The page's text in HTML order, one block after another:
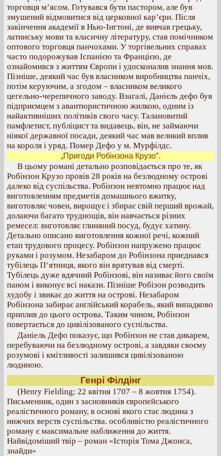
торговця м’ясом. Готувався бути пастором, але був
змушений відмовитися від церковної кар’єри. Після
закінчення академії в Нью-Інгтоні, де вивчав грецьку,
латинську мови та класичну літературу, став помічником
оптового торговця панчохами. У торгівельних справах
часто подорожував Іспанією та Францією, де
ознайомився з життям Європи і удосконалив знання мов.
Пізніше, деякий час був власником виробництва панчіх,
потім керуючим, а згодом – власником великого
цегельно-черепичного заводу. Взагалі, Данієль дефо був
підприємцем з авантюристичною жилкою, одним із
найактивніших політиків свого часу. Талановитий
памфлетист, публіцист та видавець, він, не займаючи
ніякої державної посади, деякий час мав великий вплив
на короля і уряд. Помер Дефо у м. Мурфілдс.
„Пригоди Робінзона Крузо”.
В цьому романі детально розповідається про те, як
Робінзон Крузо провів 28 років на безлюдному острові
далеко від суспільства. Робінзон невтомно працює над
виготовленням предметів домашнього вжитку,
виготовляє човен, вирощує і збирає свій перший врожай,
долаючи багато труднощів, він навчається різних
ремесел: виготовляє глиняний посуд, будує хатину.
Детально описано виготовлення кожної речі, кожний
етап трудового процесу. Робінзон напружено працює
руками і розумом. Незабаром до Робінзона приєднався
тубілець П‘ятниця, якого він врятував від смерті.
Тубілець дуже вдячний Робінзові, він називає його своїм
паном і виконує всі накази. Пізніше Робізон розводить
худобу і звикає до життя на острові. Незабаром
Робінзона забирає англійський корабель, який випадково
приплив до цього острова. Таким чином, Робінзон
повертається до цивілізованого суспільства.
Даніель Дефо показує, що Робінзон не став дикарем,
перебуваючи на безлюдному острові, а завдяки своєму
розумові і кмітливості залишився цивілізованою
людиною.
Генрі Філдінг
(Henry Fielding; 22 квітня 1707 – 8 жовтня 1754).
Письменник, один з засновників європейського
реалістичного роману, в основі якого стає людина з
нижчих верств суспільства. особливістю реалістичного
роману є максимальне наближення до життя.
Найвідоміший твір – роман «Історія Тома Джонса,
знайди»